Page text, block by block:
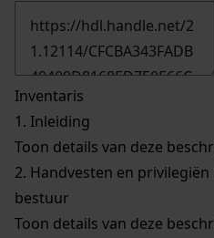
Inventaris
1. Inleiding
Toon details van deze
2. Handvesten en
bestuur
Toon details van deze